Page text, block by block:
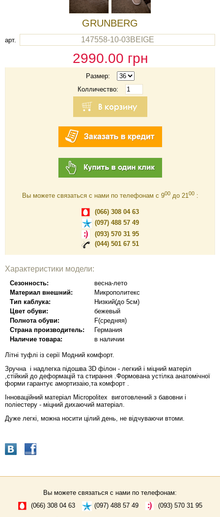
GRUNBERG
арт. 147558-10-03BEIGE
2990.00 грн
Размер:
Колличество:
Вы можете связаться с нами по телефонам c 900до 2100:
(066) 308 04 63
(097) 488 57 49
(093) 570 31 95
(044) 501 67 51
Характеристики модели:
Сезонность:
весна-лето
Материал внешний:
Микрополитекс
Тип каблука:
Низкий(до 5см)
Цвет обуви:
бежевый
Полнота обуви:
F(средняя)
Страна производитель:
Германия
Наличие товара:
в наличии
Літні туфлі із серії Модний комфорт.
Зручна і надлегка підошва 3D філон - легкий і міцний матеріл
,стійкий до деформацій та стирання .Формована устілка анатомічної
форми гарантує амортизаію,та комфорт .
Інноваційний матеріал Micropolitex виготовлений з бавовни і
поліестеру - міцний дихаючий матеріал.
Дуже легкі, можна носити цілий день, не відчуваючи втоми.
Вы можете связаться с нами по телефонам:
(066) 308 04 63
(097) 488 57 49
(093) 570 31 95